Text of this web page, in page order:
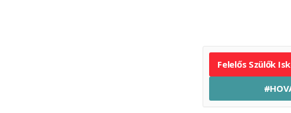
Felelős Szülők